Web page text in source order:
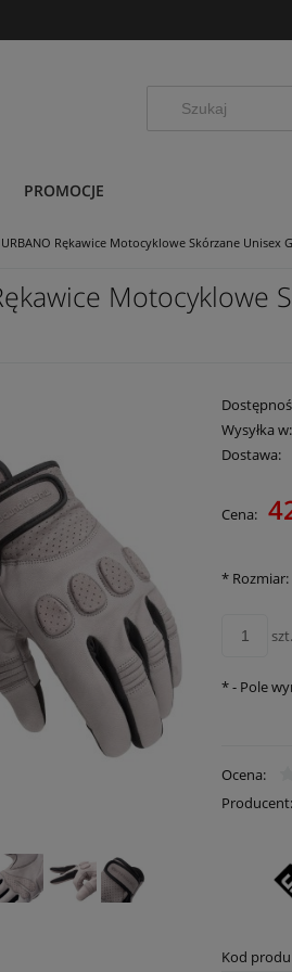
PROMOCJE
URBANO Rękawice Motocyklowe Skórzane Unisex
Motocyklowe
Wysyłka w:
Dostawa:
Cena:
* Rozmiar:
*- Pole
Ocena:
Kod